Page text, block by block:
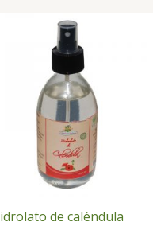
de caléndula